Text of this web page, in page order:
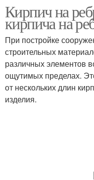
Кирпич на
кирпича на
При постройке
строительных
различных элементов
ощутимых пределах.
от нескольких длин
изделия.